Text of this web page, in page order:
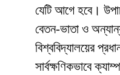
যেটি আগে হবে।
বেতন-ভাতা ও
বিশ্ববিদ্যালয়ের
সার্বক্ষণিকভাবে